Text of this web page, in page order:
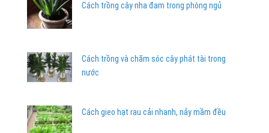
Cách trồng cây nha đam trong phòng ngủ
Cách trồng và chăm sóc cây phát tài trong
nước
Cách gieo hạt rau cải nhanh, nảy mầm đều